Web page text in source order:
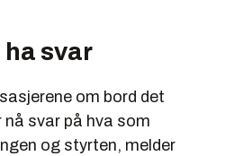
svar
om bord det
nå svar på hva som
og styrten, melder